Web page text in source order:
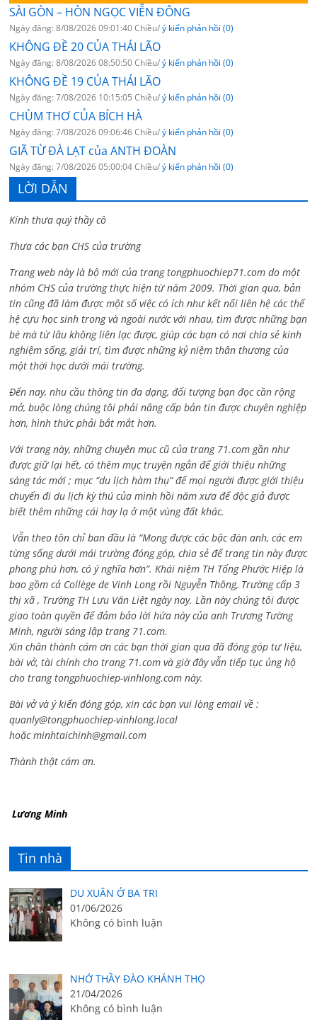
SÀI GÒN – HÒN NGỌC VIỄN ĐÔNG
Ngày đăng: 8/08/2026 09:01:40 Chiều/ý kiến phản hồi (0)
KHÔNG ĐỀ 20 CỦA THÁI LÃO
Ngày đăng: 8/08/2026 08:50:50 Chiều/ý kiến phản hồi (0)
KHÔNG ĐỀ 19 CỦA THÁI LÃO
Ngày đăng: 7/08/2026 10:15:05 Chiều/ý kiến phản hồi (0)
CHÙM THƠ CỦA BÍCH HÀ
Ngày đăng: 7/08/2026 09:06:46 Chiều/ý kiến phản hồi (0)
GIÃ TỪ ĐÀ LẠT của ANTH ĐOÀN
Ngày đăng: 7/08/2026 05:00:04 Chiều/ý kiến phản hồi (0)
LỜI DẪN
Kính thưa quý thầy cô
Thưa các bạn CHS của trường
Trang web này là bộ mới của trang tongphuochiep71.com do một
nhóm CHS của trường thực hiện từ năm 2009. Thời gian qua, bản
tin cũng đã làm được một số việc có ích như kết nối liên hệ các thế
hệ cựu học sinh trong và ngoài nước với nhau, tìm được những bạn
bè mà từ lâu không liên lạc được, giúp các bạn có nơi chia sẻ kinh
nghiệm sống, giải trí, tìm được những kỷ niệm thân thương của
một thời học dưới mái trường.
Đến nay, nhu cầu thông tin đa dạng, đối tượng bạn đọc cần rộng
mở, buộc lòng chúng tôi phải nâng cấp bản tin được chuyên nghiệp
hơn, hình thức phải bắt mắt hơn.
Với trang này, những chuyên mục cũ của trang 71.com gần như
được giữ lại hết, có thêm mục truyện ngắn để giới thiệu những
sáng tác mới ; mục “du lịch hàm thụ” để mọi người được giới thiệu
chuyến đi du lịch kỳ thú của mình hồi năm xưa để độc giả được
biết thêm những cái hay lạ ở một vùng đất khác.
Vẫn theo tôn chỉ ban đầu là “Mong được các bậc đàn anh, các em
từng sống dưới mái trường đóng góp, chia sẻ để trang tin này được
phong phú hơn, có ý nghĩa hơn”. Khái niệm TH Tống Phước Hiệp là
bao gồm cả Collège de Vinh Long rồi Nguyễn Thông, Trường cấp 3
thị xã , Trường TH Lưu Văn Liệt ngày nay. Lần này chúng tôi được
giao toàn quyền để đảm bảo lời hứa này của anh Trương Tường
Minh, người sáng lập trang 71.com.
Xin chân thành cám ơn các bạn thời gian qua đã đóng góp tư liệu,
bài vở, tài chính cho trang 71.com và giờ đây vẫn tiếp tục ủng hộ
cho trang tongphuochiep-vinhlong.com này.
Bài vở và ý kiến đóng góp, xin các bạn vui lòng email về :
quanly@tongphuochiep-vinhlong.local
hoặcminhtaichinh@gmail.com
Thành thật cám ơn.
Lương Minh
Tin nhà
DU XUÂN Ở BA TRI
01/06/2026
Không có bình luận
NHỚ THẦY ĐÀO KHÁNH THỌ
21/04/2026
Không có bình luận